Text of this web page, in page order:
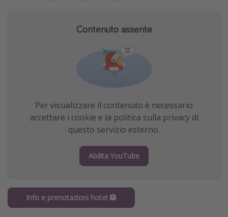
Contenuto assente
Per visualizzare il contenuto è necessario
accettare i cookie e la politica sulla privacy di
questo servizio esterno.
Abilita YouTube
Info e prenotazioni hotel 🏨